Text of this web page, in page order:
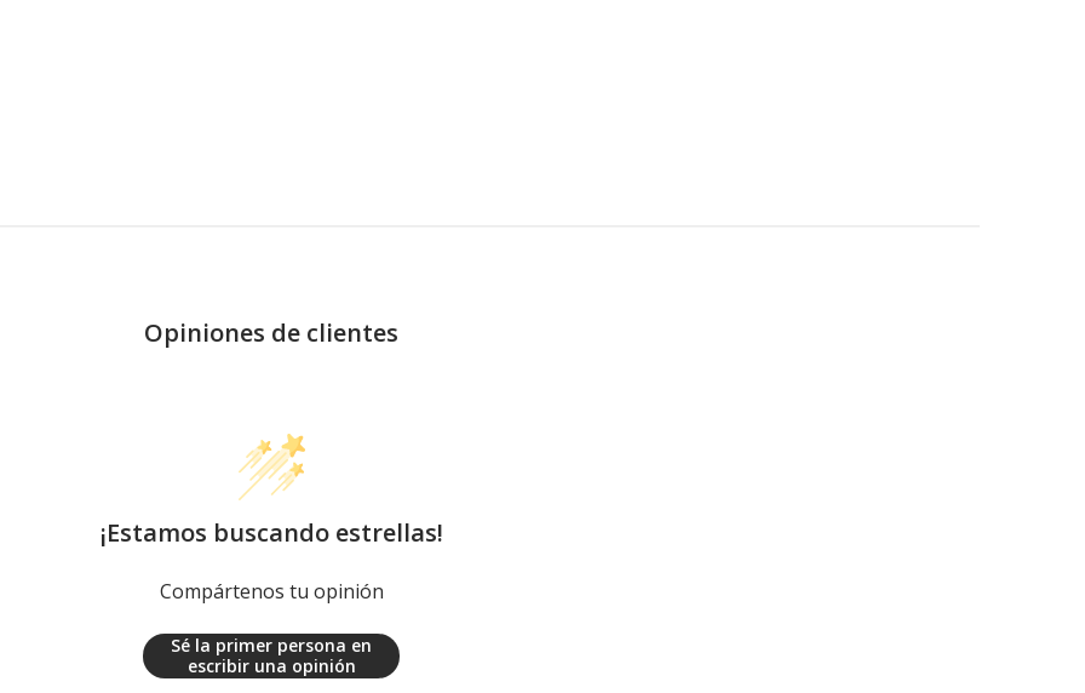
Opiniones de clientes
¡Estamos buscando estrellas!
Compártenos tu opinión
Sé la primer persona en
escribir una opinión